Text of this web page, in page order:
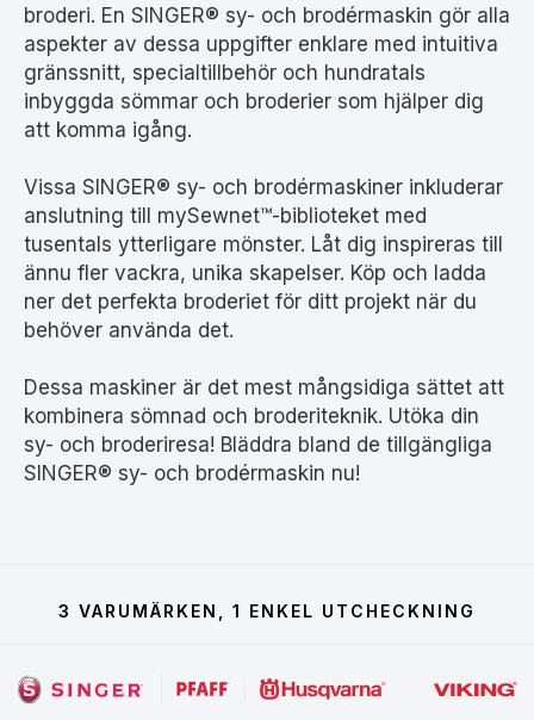
broderi. En SINGER® sy- och brodérmaskin gör alla
aspekter av dessa uppgifter enklare med intuitiva
gränssnitt, specialtillbehör och hundratals
inbyggda sömmar och broderier som hjälper dig
att komma igång.
Vissa SINGER® sy- och brodérmaskiner inkluderar
anslutning till mySewnet™-biblioteket med
tusentals ytterligare mönster. Låt dig inspireras till
ännu fler vackra, unika skapelser. Köp och ladda
ner det perfekta broderiet för ditt projekt när du
behöver använda det.
Dessa maskiner är det mest mångsidiga sättet att
kombinera sömnad och broderiteknik. Utöka din
sy- och broderiresa! Bläddra bland de tillgängliga
SINGER® sy- och brodérmaskin nu!
3 VARUMÄRKEN, 1 ENKEL UTCHECKNING